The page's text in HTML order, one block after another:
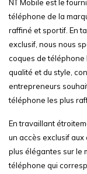
NT Mobile est le
téléphone de la
raffiné et sportif. En
exclusif, nous nous
coques de téléphone
qualité et du style,
entrepreneurs
téléphone les plus
En travaillant
un accès exclusif
plus élégantes sur le
téléphone qui